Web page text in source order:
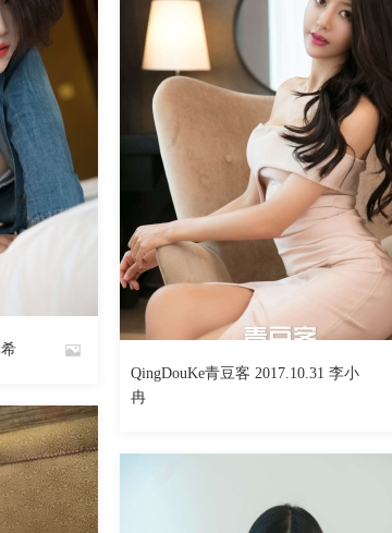
阅读 0 回复 阅读
By
QingDouKe青豆客 2017.10.31 李小
冉